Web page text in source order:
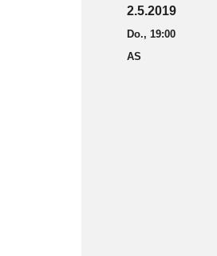
2.5.2019
Do., 19:00
AS